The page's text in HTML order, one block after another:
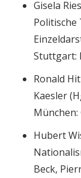
Gisela
Politische
Stuttgart:
Ronald
Kaesler
München:
Hubert
Beck,